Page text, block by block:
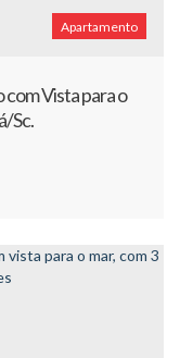
Apartamento
Vista para o
Sc.